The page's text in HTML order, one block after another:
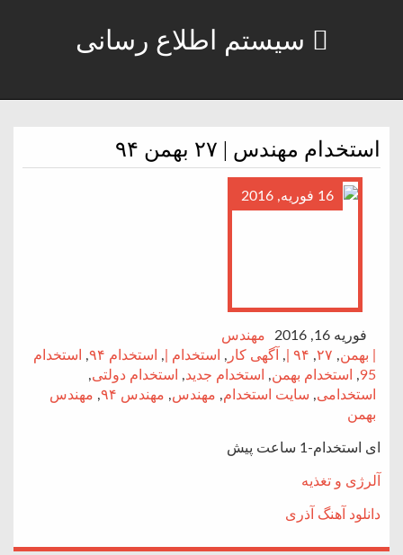
سیستم اطلاع رسانی
استخدام مهندس | ۲۷ بهمن ۹۴
16 فوریه, 2016
فوریه 16, 2016
مهندس
| بهمن, ۲۷, ۹۴ | , آگهی کار , استخدام | , استخدام ۹۴ ,
استخدام
95
, استخدام بهمن, استخدام جدید, استخدام دولتی,
استخدامی, سایت استخدام, مهندس, مهندس ۹۴ , مهندس
بهمن
ای استخدام-1 ساعت پیش
آلرژی و تغذیه
دانلود آهنگ آذری